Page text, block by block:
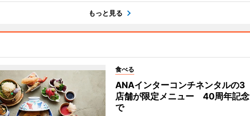
もっと見る
食べる
ANAインターコンチネンタルの3
店舗が限定メニュー 40周年記念
で